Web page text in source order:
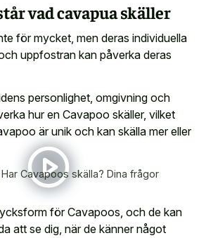
vad cavapua skäller
för mycket, men deras individuella
uppfostran kan påverka deras
personlighet, omgivning och
hur en Cavapoo skäller, vilket
är unik och kan skälla mer eller
Har Cavapoos skälla? Dina frågor
för Cavapoos, och de kan
att se dig, när de känner något